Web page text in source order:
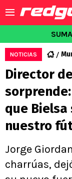
NOTICIAS
Director
que
nuestro
Jorge
charrúas,